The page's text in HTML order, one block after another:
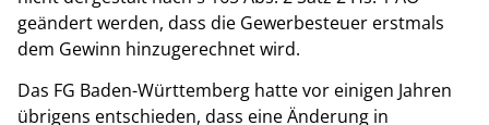
geändert werden, dass die Gewerbesteuer erstmals
dem Gewinn hinzugerechnet wird.
Das FG Baden-Württemberg hatte vor einigen Jahren
übrigens entschieden, dass eine Änderung in